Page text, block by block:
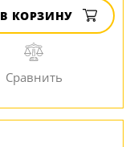
В КОРЗИНУ